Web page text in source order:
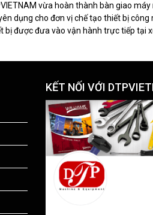
vừa hoàn thành bàn giao máy
dụng cho đơn vị chế tạo thiết bị công
bị được đưa vào vận hành trực tiếp tại
KẾT NỐI VỚI